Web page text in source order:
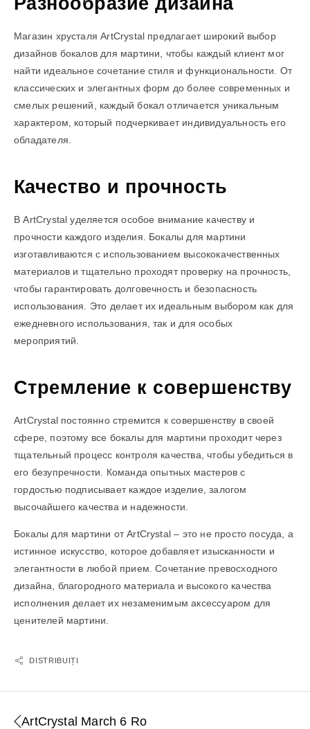
Магазин хрусталя ArtCrystal предлагает широкий выбор
дизайнов бокалов для мартини, чтобы каждый клиент мог
найти идеальное сочетание стиля и функциональности. От
классических и элегантных форм до более современных и
смелых решений, каждый бокал отличается уникальным
характером, который подчеркивает индивидуальность его
обладателя.
Качество и прочность
В ArtCrystal уделяется особое внимание качеству и
прочности каждого изделия. Бокалы для мартини
изготавливаются с использованием высококачественных
материалов и тщательно проходят проверку на прочность,
чтобы гарантировать долговечность и безопасность
использования. Это делает их идеальным выбором как для
ежедневного использования, так и для особых
мероприятий.
Стремление к совершенству
ArtCrystal постоянно стремится к совершенству в своей
сфере, поэтому все бокалы для мартини проходит через
тщательный процесс контроля качества, чтобы убедиться в
его безупречности. Команда опытных мастеров с
гордостью подписывает каждое изделие, залогом
высочайшего качества и надежности.
Бокалы для мартини от ArtCrystal – это не просто посуда, а
истинное искусство, которое добавляет изысканности и
элегантности в любой прием. Сочетание превосходного
дизайна, благородного материала и высокого качества
исполнения делает их незаменимым аксессуаром для
ценителей мартини.
DISTRIBUIȚI
ArtCrystal March 6 Ro